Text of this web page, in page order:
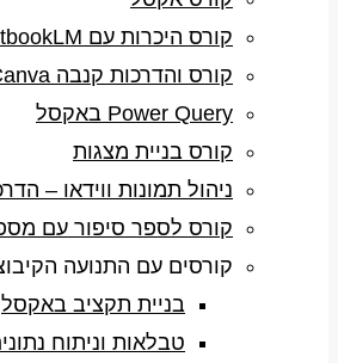
קורס היכרות עם NotbookLM
קורס והדרכות קנבה Canva
Power Query באקסל
קורס בניית מצגות
ניהול תמונות ווידאו –
קורס לספר סיפור עם
קורסים עם התנועה
בניית תקציב באקסל
טבלאות וניתוח